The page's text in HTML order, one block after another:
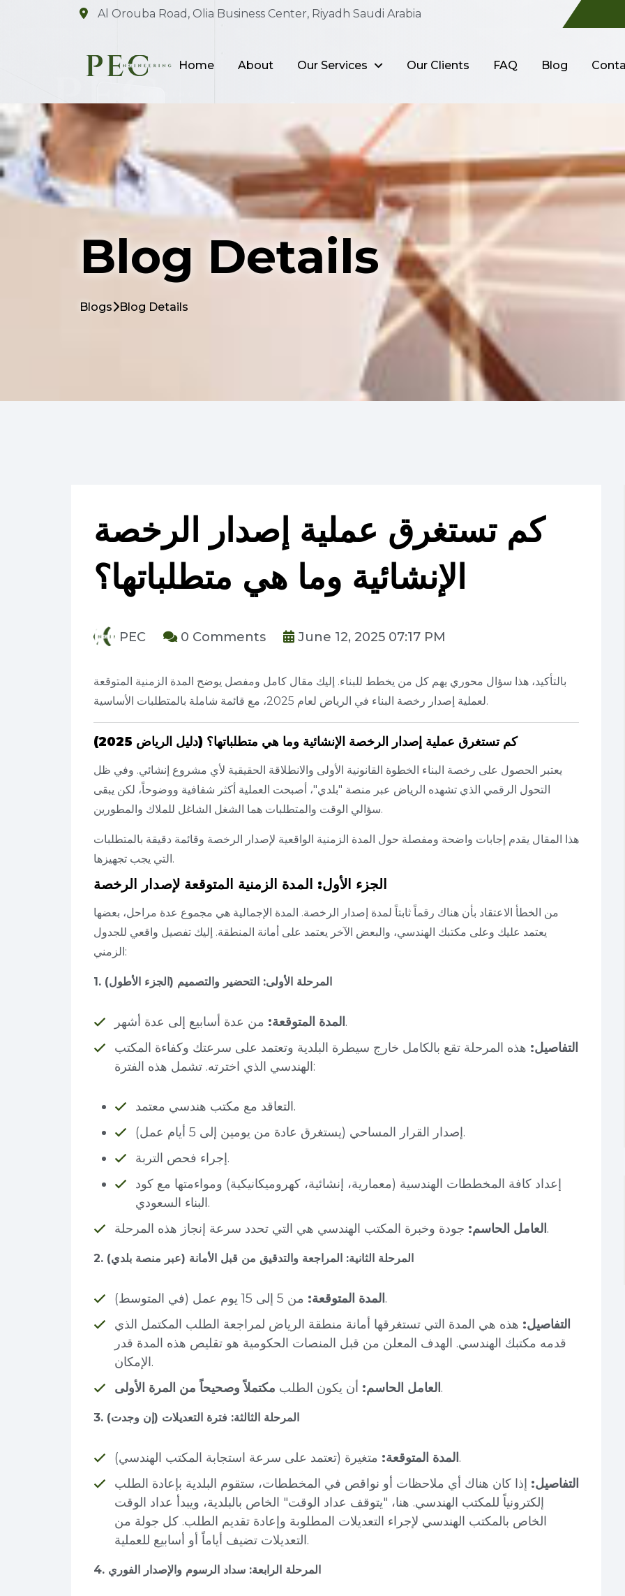
Al Orouba Road, Olia Business Center, Riyadh Saudi Arabia
Home About Our Services Our Clients FAQ Blog
Blog Details
Blogs Blog Details
كم تستغرق عملية إصدار الرخصة
الإنشائية وما هي متطلباتها؟
PEC 0 Comments June 12, 2025 07:17 PM
بالتأكيد، هذا سؤال محوري يهم كل من يخطط للبناء. إليك مقال كامل ومفصل يوضح المدة الزمنية المتوقعة
لعملية إصدار رخصة البناء في الرياض لعام 2025، مع قائمة شاملة بالمتطلبات الأساسية.
كم تستغرق عملية إصدار الرخصة الإنشائية وما هي متطلباتها؟ (دليل الرياض 2025)
يعتبر الحصول على رخصة البناء الخطوة القانونية الأولى والانطلاقة الحقيقية لأي مشروع إنشائي. وفي ظل
التحول الرقمي الذي تشهده الرياض عبر منصة "بلدي"، أصبحت العملية أكثر شفافية ووضوحاً، لكن يبقى
سؤالي الوقت والمتطلبات هما الشغل الشاغل للملاك والمطورين.
هذا المقال يقدم إجابات واضحة ومفصلة حول المدة الزمنية الواقعية لإصدار الرخصة وقائمة دقيقة بالمتطلبات
التي يجب تجهيزها.
الجزء الأول: المدة الزمنية المتوقعة لإصدار الرخصة
من الخطأ الاعتقاد بأن هناك رقماً ثابتاً لمدة إصدار الرخصة. المدة الإجمالية هي مجموع عدة مراحل، بعضها
يعتمد عليك وعلى مكتبك الهندسي، والبعض الآخر يعتمد على أمانة المنطقة. إليك تفصيل واقعي للجدول
الزمني:
1. المرحلة الأولى: التحضير والتصميم (الجزء الأطول)
المدة المتوقعة: من عدة أسابيع إلى عدة أشهر.
التفاصيل: هذه المرحلة تقع بالكامل خارج سيطرة البلدية وتعتمد على سرعتك وكفاءة المكتب
الهندسي الذي اخترته. تشمل هذه الفترة:
التعاقد مع مكتب هندسي معتمد.
إصدار القرار المساحي (يستغرق عادة من يومين إلى 5 أيام عمل).
إجراء فحص التربة.
إعداد كافة المخططات الهندسية (معمارية، إنشائية، كهروميكانيكية) ومواءمتها مع كود
البناء السعودي.
العامل الحاسم: جودة وخبرة المكتب الهندسي هي التي تحدد سرعة إنجاز هذه المرحلة.
2. المرحلة الثانية: المراجعة والتدقيق من قبل الأمانة (عبر منصة بلدي)
المدة المتوقعة: من 5 إلى 15 يوم عمل (في المتوسط).
التفاصيل: هذه هي المدة التي تستغرقها أمانة منطقة الرياض لمراجعة الطلب المكتمل الذي
قدمه مكتبك الهندسي. الهدف المعلن من قبل المنصات الحكومية هو تقليص هذه المدة قدر
الإمكان.
العامل الحاسم: أن يكون الطلب مكتملاً وصحيحاً من المرة الأولى .
3. المرحلة الثالثة: فترة التعديلات (إن وجدت)
المدة المتوقعة: متغيرة (تعتمد على سرعة استجابة المكتب الهندسي).
التفاصيل: إذا كان هناك أي ملاحظات أو نواقص في المخططات، ستقوم البلدية بإعادة الطلب
إلكترونياً للمكتب الهندسي. هنا، "يتوقف عداد الوقت" الخاص بالبلدية، ويبدأ عداد الوقت
الخاص بالمكتب الهندسي لإجراء التعديلات المطلوبة وإعادة تقديم الطلب. كل جولة من
التعديلات تضيف أياماً أو أسابيع للعملية.
4. المرحلة الرابعة: سداد الرسوم والإصدار الفوري